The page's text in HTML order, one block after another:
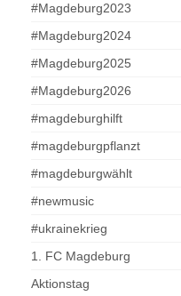
#Magdeburg2023
#Magdeburg2024
#Magdeburg2025
#Magdeburg2026
#magdeburghilft
#magdeburgpflanzt
#magdeburgwählt
#newmusic
#ukrainekrieg
1. FC Magdeburg
Aktionstag